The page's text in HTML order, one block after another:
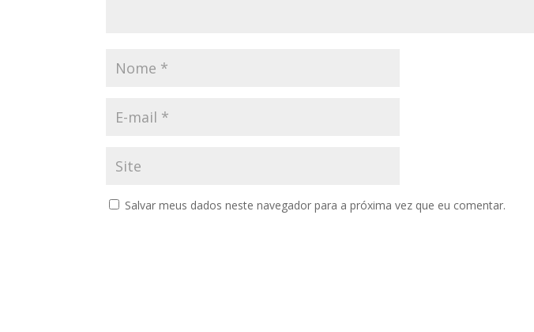
Salvar meus dados neste navegador para a próxima vez que eu comentar.